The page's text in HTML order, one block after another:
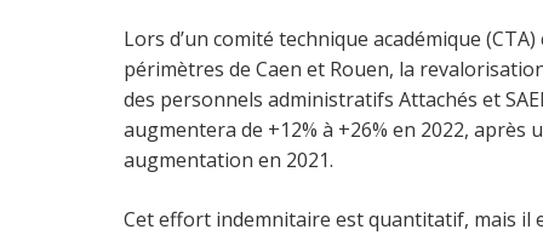
Lors d’un comité technique académique
périmètres de Caen et Rouen, la
des personnels administratifs Attachés et
augmentera de +12% à +26% en 2022, après
augmentation en 2021.
Cet effort indemnitaire est quantitatif, mais il